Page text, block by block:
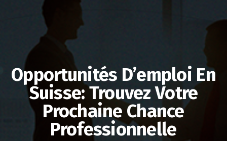
Opportunités D’emploi En
Suisse: Trouvez Votre
Prochaine Chance
Professionnelle